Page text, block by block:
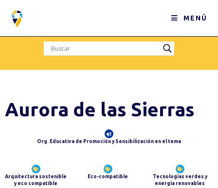
MENÚ
Aurora de las Sierras
Org. Educativa de Promoción y Sensibilización en el tema
Arquitectura sostenible
y eco compatible
Eco-compatible
Tecnologías verdes y
energía renovables